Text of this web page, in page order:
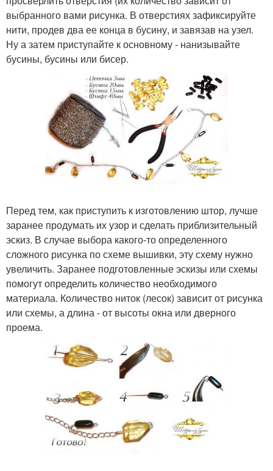
выбранного вами рисунка. В отверстиях зафиксируйте
нити, продев два ее конца в бусину, и завязав на узел.
Ну а затем приступайте к основному - нанизывайте
бусины, бусины или бисер.
Перед тем, как приступить к изготовлению штор, лучше
заранее продумать их узор и сделать приблизительный
эскиз. В случае выбора какого-то определенного
сложного рисунка по схеме вышивки, эту схему нужно
увеличить. Заранее подготовленные эскизы или схемы
помогут определить количество необходимого
материала. Количество ниток (лесок) зависит от рисунка
или схемы, а длина - от высоты окна или дверного
проема.